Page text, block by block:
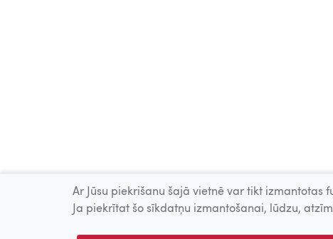
Ar Jūsu piekrišanu šajā vietnē var tikt izmantotas
Ja piekrītat šo sīkdatņu izmantošanai, lūdzu,